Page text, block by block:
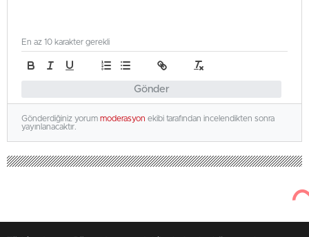
Gönder
En az 10 karakter gerekli
Gönderdiğiniz yorum moderasyon ekibi tarafından incelendikten sonra
yayınlanacaktır.